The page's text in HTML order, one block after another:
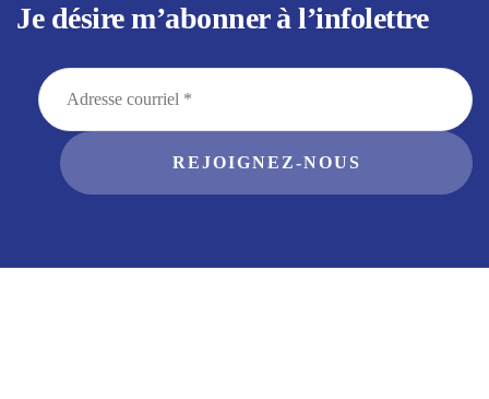
Je désire m’abonner à l’infolettre